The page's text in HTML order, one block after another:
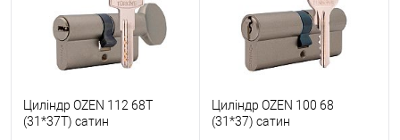
Циліндр OZEN 112 68T
(31*37T) сатин
Циліндр OZEN 100 68
(31*37) сатин